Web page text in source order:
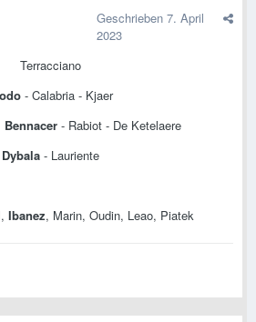
Geschrieben 7. April
2023
Terracciano
- Calabria - Kjaer
Bennacer - Rabiot - De Ketelaere
Dybala- Lauriente
Ibanez, Marin, Oudin, Leao, Piatek